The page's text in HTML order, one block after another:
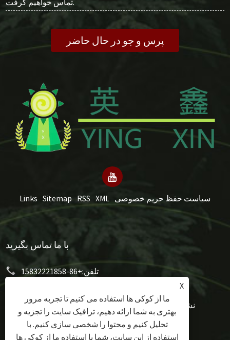
تماس خواهیم گرفت.
پرس و جو در حال حاضر
Links Sitemap RSS XML سیاست حفظ حریم خصوصی
با ما تماس بگیرید
تلفن:+86-15832221858
mery@hongxumachinery.com
نشانی:
خیابان غربی تائویوان، شهرستان شونپینگ، شهر
بائودینگ، استان هبی، چین
X
ما از کوکی ها استفاده می کنیم تا تجربه مرور
بهتری به شما ارائه دهیم، ترافیک سایت را تجزیه و
تحلیل کنیم و محتوا را شخصی سازی کنیم. با
استفاده از این سایت، شما با استفاده ما از کوکی ها